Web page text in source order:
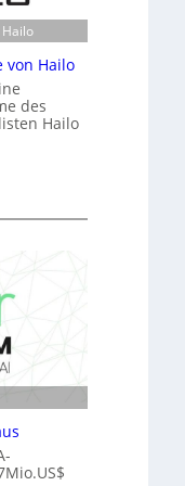
von Hailo
des
Hailo